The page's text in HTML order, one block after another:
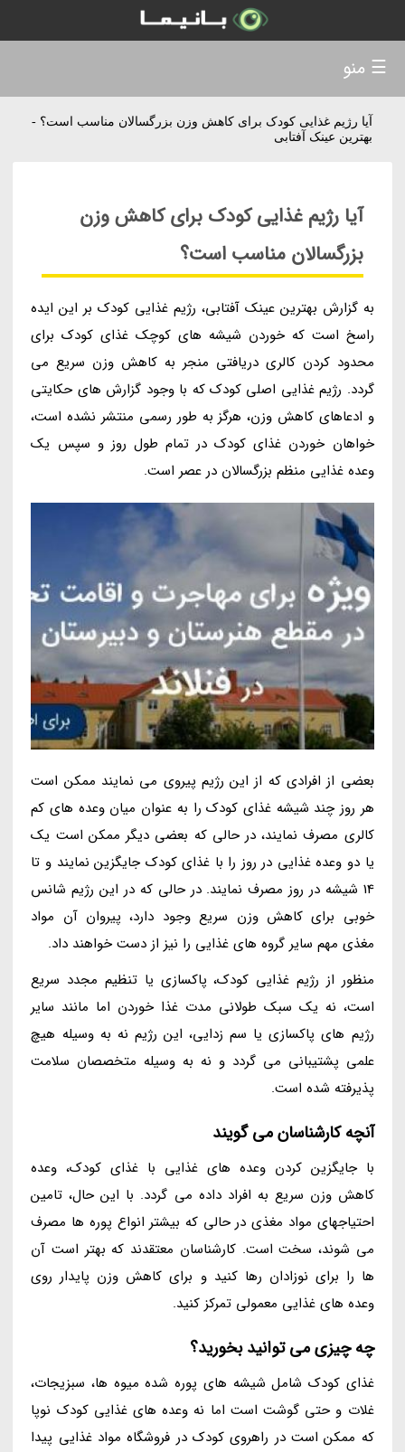
آیا رژیم غذایی کودک برای کاهش وزن بزرگسالان مناسب است؟ -
بهترین عینک آفتابی
آیا رژیم غذایی کودک برای کاهش وزن
بزرگسالان مناسب است؟
به گزارش بهترین عینک آفتابی، رژیم غذایی کودک بر این ایده
راسخ است که خوردن شیشه های کوچک غذای کودک برای
محدود کردن کالری دریافتی منجر به کاهش وزن سریع می
گردد. رژیم غذایی اصلی کودک که با وجود گزارش های حکایتی
و ادعاهای کاهش وزن، هرگز به طور رسمی منتشر نشده است،
خواهان خوردن غذای کودک در تمام طول روز و سپس یک
وعده غذایی منظم بزرگسالان در عصر است.
بعضی از افرادی که از این رژیم پیروی می نمایند ممکن است
هر روز چند شیشه غذای کودک را به عنوان میان وعده های کم
کالری مصرف نمایند، در حالی که بعضی دیگر ممکن است یک
یا دو وعده غذایی در روز را با غذای کودک جایگزین نمایند و تا
14 شیشه در روز مصرف نمایند. در حالی که در این رژیم شانس
خوبی برای کاهش وزن سریع وجود دارد، پیروان آن مواد
مغذی مهم سایر گروه های غذایی را نیز از دست خواهند داد.
منظور از رژیم غذایی کودک، پاکسازی یا تنظیم مجدد سریع
است، نه یک سبک طولانی مدت غذا خوردن اما مانند سایر
رژیم های پاکسازی یا سم زدایی، این رژیم نه به وسیله هیچ
علمی پشتیبانی می گردد و نه به وسیله متخصصان سلامت
پذیرفته شده است.
آنچه کارشناسان می گویند
با جایگزین کردن وعده های غذایی با غذای کودک، وعده
کاهش وزن سریع به افراد داده می گردد. با این حال، تامین
احتیاجهای مواد مغذی در حالی که بیشتر انواع پوره ها مصرف
می شوند، سخت است. کارشناسان معتقدند که بهتر است آن
ها را برای نوزادان رها کنید و برای کاهش وزن پایدار روی
وعده های غذایی معمولی تمرکز کنید.
چه چیزی می توانید بخورید؟
غذای کودک شامل شیشه های پوره شده میوه ها، سبزیجات،
غلات و حتی گوشت است اما نه وعده های غذایی کودک نوپا
که ممکن است در راهروی کودک در فروشگاه مواد غذایی پیدا
☰ منو